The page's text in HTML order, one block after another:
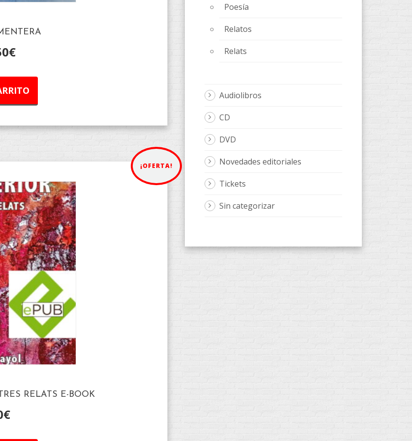
€
¡OFERTA!
RELATS E-BOOK
€
Poesía
Relatos
Relats
Audiolibros
CD
DVD
Novedades editoriales
Tickets
Sin categorizar